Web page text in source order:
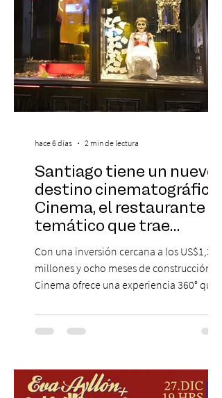
Santiago tiene un nuevo
destino cinematográfico:
Cinema, el restaurante
temático que trae
Hollywood a Chile
Con una inversión cercana a los US$1,3
millones y ocho meses de construcción,
Cinema ofrece una experiencia 360° que
cinematográfica y actores en vivo,
recreando algunos de los universos más
una nueva atracción a su oferta
gastronómica y turística con la apertura de
hace 6 días 2 min de lectura